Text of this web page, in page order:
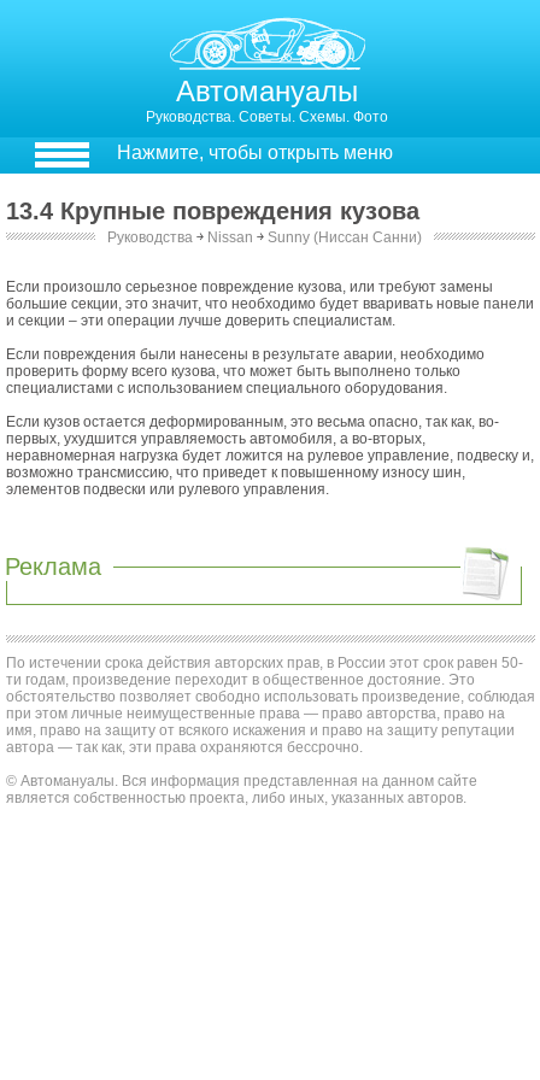
Автомануалы
Руководства. Советы. Схемы. Фото
Нажмите, чтобы открыть меню
13.4 Крупные повреждения кузова
Руководства ￫ Nissan ￫ Sunny (Ниссан Санни)
Если произошло серьезное повреждение кузова, или требуют замены
большие секции, это значит, что необходимо будет вваривать новые панели
и секции – эти операции лучше доверить специалистам.
Если повреждения были нанесены в результате аварии, необходимо
проверить форму всего кузова, что может быть выполнено только
специалистами с использованием специального оборудования.
Если кузов остается деформированным, это весьма опасно, так как, во-
первых, ухудшится управляемость автомобиля, а во-вторых,
неравномерная нагрузка будет ложится на рулевое управление, подвеску и,
возможно трансмиссию, что приведет к повышенному износу шин,
элементов подвески или рулевого управления.
Реклама
По истечении срока действия авторских прав, в России этот срок равен 50-
ти годам, произведение переходит в общественное достояние. Это
обстоятельство позволяет свободно использовать произведение, соблюдая
при этом личные неимущественные права — право авторства, право на
имя, право на защиту от всякого искажения и право на защиту репутации
автора — так как, эти права охраняются бессрочно.
© Автомануалы. Вся информация представленная на данном сайте
является собственностью проекта, либо иных, указанных авторов.